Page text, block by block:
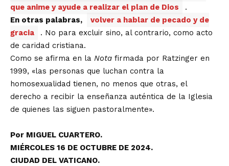
que anime y ayude a realizar el plan de Dios
.
En otras palabras,
volver a hablar de pecado y de
gracia
. No para excluir sino, al contrario, como acto
de caridad cristiana.
Como se afirma en la Nota firmada por Ratzinger en
1999, «las personas que luchan contra la
homosexualidad tienen, no menos que otras, el
derecho a recibir la enseñanza auténtica de la Iglesia
de quienes las siguen pastoralmente».
Por MIGUEL CUARTERO.
MIÉRCOLES 16 DE OCTUBRE DE 2024.
CIUDAD DEL VATICANO.